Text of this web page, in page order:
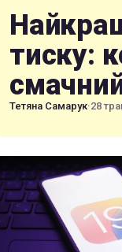
тиску:
Тетяна Самарук·28